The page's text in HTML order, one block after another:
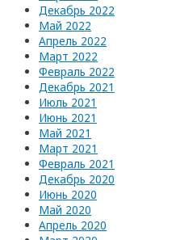
Декабрь 2022
Май 2022
Апрель 2022
Март 2022
Февраль 2022
Декабрь 2021
Июль 2021
Июнь 2021
Май 2021
Март 2021
Февраль 2021
Декабрь 2020
Июнь 2020
Май 2020
Апрель 2020